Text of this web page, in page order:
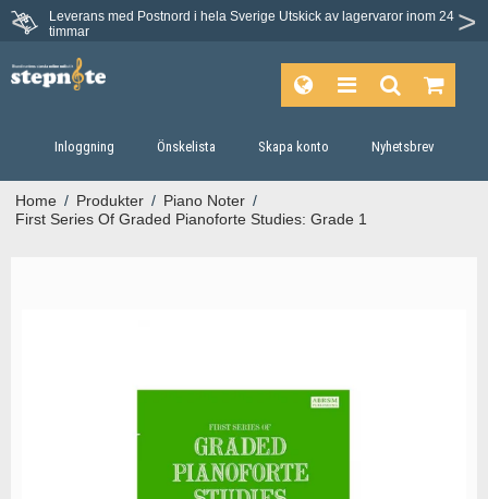
Leverans med Postnord i hela Sverige Utskick av lagervaror inom 24
timmar
Inloggning Önskelista Skapa konto Nyhetsbrev
Home / Produkter / Piano Noter /
First Series Of Graded Pianoforte Studies: Grade 1